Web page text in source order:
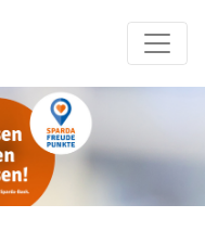
und zum Hauptteil